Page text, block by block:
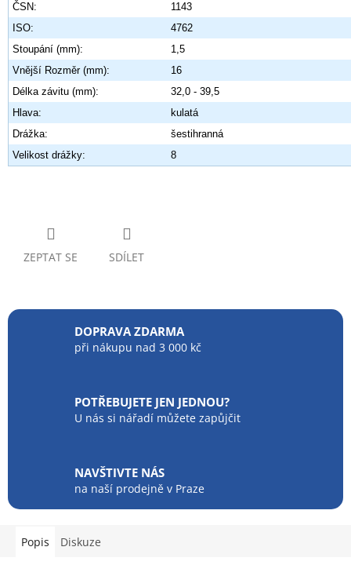
ČSN:
1143
ISO:
4762
Stoupání (mm):
1,5
Vnější Rozměr (mm):
16
Délka závitu (mm):
32,0 - 39,5
Hlava:
kulatá
Drážka:
šestihranná
Velikost drážky:
8
ZEPTAT SE SDÍLET
DOPRAVA ZDARMA
při nákupu nad 3 000 kč
POTŘEBUJETE JEN JEDNOU?
U nás si nářadí můžete zapůjčit
NAVŠTIVTE NÁS
na naší prodejně v Praze
Popis Diskuze